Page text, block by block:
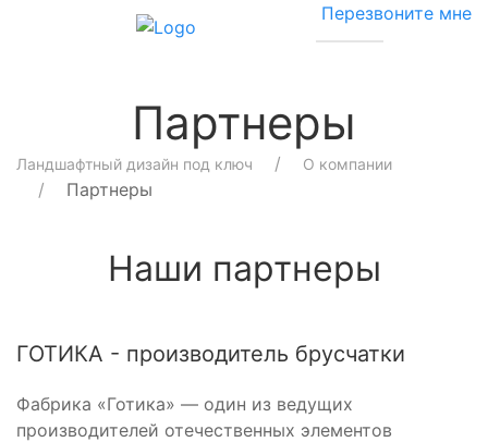
Перезвоните мне
Партнеры
Ландшафтный дизайн под ключ О компании
Партнеры
Наши партнеры
ГОТИКА - производитель брусчатки
Фабрика «Готика» — один из ведущих
производителей отечественных элементов